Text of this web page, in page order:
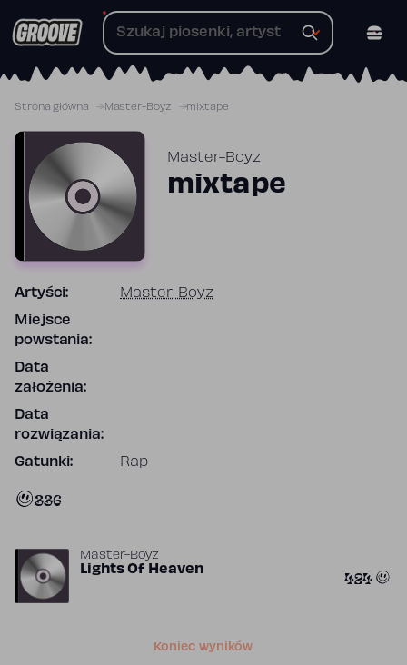
do
Strona główna Master-Boyz mixtape
Master-Boyz
mixtape
Artyści: Master-Boyz
Miejsce
powstania:
Data
założenia:
Data
rozwiązania:
Gatunki: Rap
336
Master-Boyz
Lights Of Heaven 424
Koniec wyników